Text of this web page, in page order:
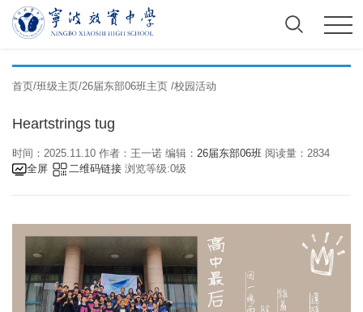
首页/班级主页/26届东部06班主页 /校园活动
Heartstrings tug
时间：2025.11.10 作者：王一诺 编辑： 26届东部06班 阅读量：2834
全屏
二维码链接 浏览等级:0级